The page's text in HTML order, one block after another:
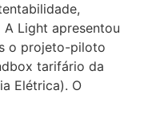
Light apresentou
o projeto-piloto
tarifário da
Elétrica). O